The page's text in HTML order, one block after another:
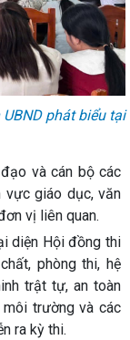
phát biểu tại
và cán bộ các
vực giáo dục, văn
vị liên quan.
Hội đồng thi
phòng thi, hệ
trật tự, an toàn
môi trường và các
ra kỳ thi.